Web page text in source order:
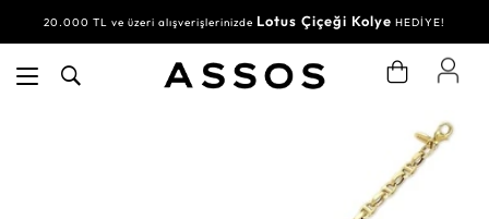
20.000 TL ve üzeri alışverişlerinizde Lotus Çiçeği Kolye HEDİYE!